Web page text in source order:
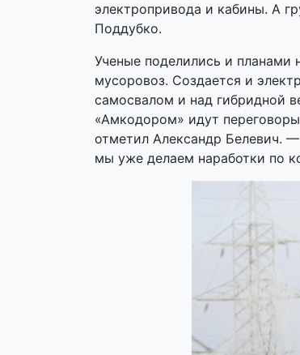
электропривода и кабины. А
Поддубко.
Ученые поделились и планами
мусоровоз. Создается и
самосвалом и над гибридной
«Амкодором» идут
отметил Александр Белевич.
мы уже делаем наработки по